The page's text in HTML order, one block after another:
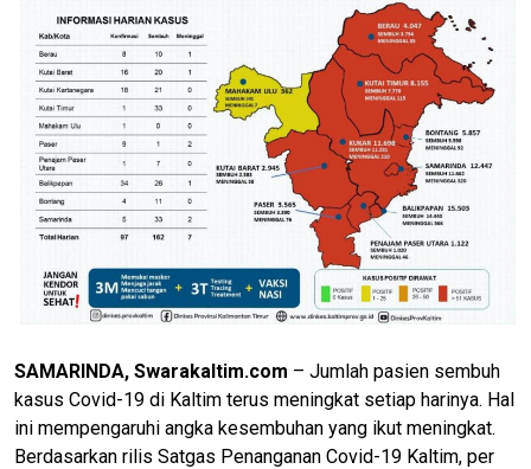
SAMARINDA, Swarakaltim.com – Jumlah pasien sembuh
kasus Covid-19 di Kaltim terus meningkat setiap harinya. Hal
ini mempengaruhi angka kesembuhan yang ikut meningkat.
Berdasarkan rilis Satgas Penanganan Covid-19 Kaltim, per